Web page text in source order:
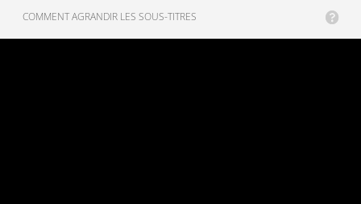
COMMENT AGRANDIR LES SOUS-TITRES